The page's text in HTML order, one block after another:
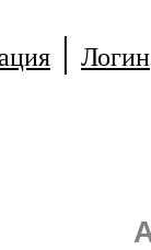
| Логин